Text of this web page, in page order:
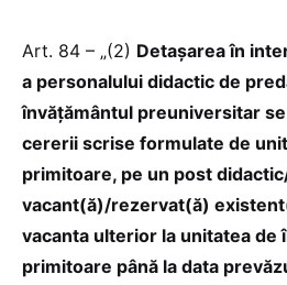
Art. 84 – „(2) Detaşarea în
a personalului didactic de
învăţământul preuniversitar
cererii scrise formulate de
primitoare, pe un post
vacant(ă)/rezervat(ă)
vacanta ulterior la unitatea de
primitoare până la data